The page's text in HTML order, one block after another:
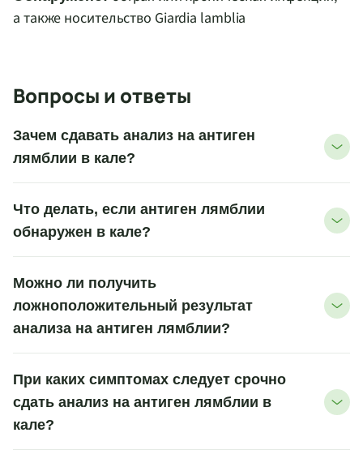
а также носительство Giardia lamblia
Вопросы и ответы
Зачем сдавать анализ на антиген
лямблии в кале?
Что делать, если антиген лямблии
обнаружен в кале?
Можно ли получить
ложноположительный результат
анализа на антиген лямблии?
При каких симптомах следует срочно
сдать анализ на антиген лямблии в
кале?